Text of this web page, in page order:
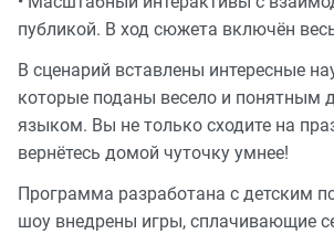
публикой. В ход сюжета включён
В сценарий вставлены интересные
которые поданы весело и понятным
языком. Вы не только сходите на
вернётесь домой чуточку умнее!
Программа разработана с детским
шоу внедрены игры, сплачивающие